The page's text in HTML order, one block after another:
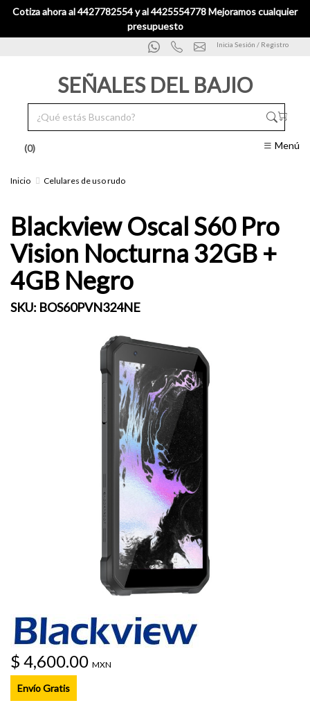
Cotiza ahora al 4427782554 y al 4425554778 Mejoramos cualquier
presupuesto
Inicia Sesión / Registro
SEÑALES DEL BAJIO
Menú
(0)
Inicio Celulares de uso rudo
Blackview Oscal S60 Pro
Vision Nocturna 32GB +
4GB Negro
SKU: BOS60PVN324NE
$ 4,600.00 MXN
Envío Gratis